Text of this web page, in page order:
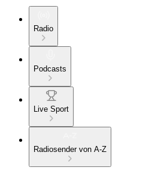
Radio
Podcasts
Live Sport
Radiosender von A-Z